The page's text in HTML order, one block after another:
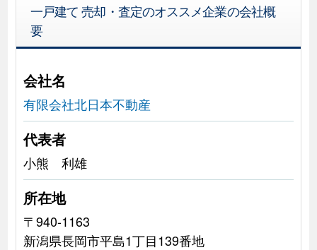
一戸建て 売却・査定のオススメ企業の会社概
要
会社名
有限会社北日本不動産
代表者
小熊 利雄
所在地
〒940-1163
新潟県長岡市平島1丁目139番地